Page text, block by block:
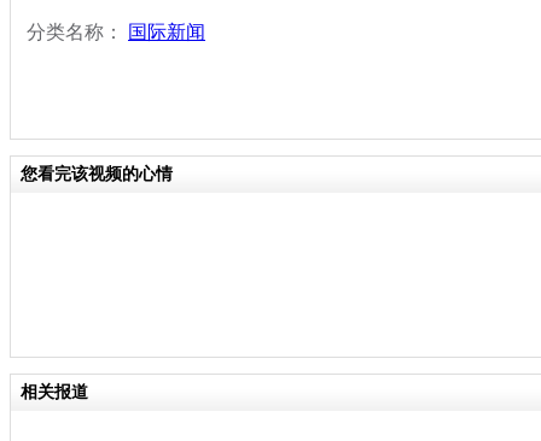
分类名称： 国际新闻
您看完该视频的心情
相关报道